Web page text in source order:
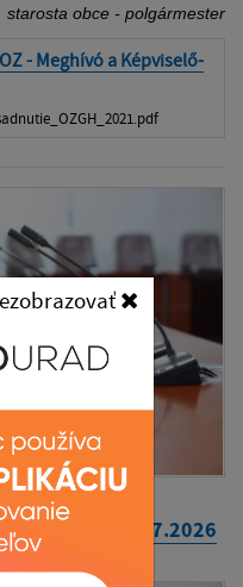
starosta obce - polgármester
- Meghívó a Képviselő-
pondelok 20.07.2026